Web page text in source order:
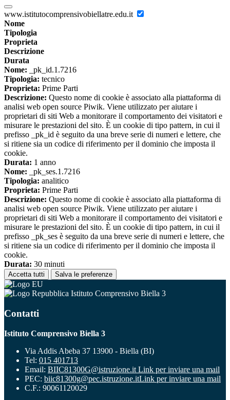
www.istitutocomprensivobiellatre.edu.it
Nome
Tipologia
Proprieta
Descrizione
Durata
Nome: _pk_id.1.7216
Tipologia: tecnico
Proprieta: Prime Parti
Descrizione: Questo nome di cookie è associato alla piattaforma di
analisi web open source Piwik. Viene utilizzato per aiutare i
proprietari di siti Web a monitorare il comportamento dei visitatori e
misurare le prestazioni del sito. È un cookie di tipo pattern, in cui il
prefisso _pk_id è seguito da una breve serie di numeri e lettere, che
si ritiene sia un codice di riferimento per il dominio che imposta il
cookie.
Durata: 1 anno
Nome: _pk_ses.1.7216
Tipologia: analitico
Proprieta: Prime Parti
Descrizione: Questo nome di cookie è associato alla piattaforma di
analisi web open source Piwik. Viene utilizzato per aiutare i
proprietari di siti Web a monitorare il comportamento dei visitatori e
misurare le prestazioni del sito. È un cookie di tipo pattern, in cui il
prefisso _pk_ses è seguito da una breve serie di numeri e lettere, che
si ritiene sia un codice di riferimento per il dominio che imposta il
cookie.
Durata: 30 minuti
Accetta tutti Salva le preferenze
Istituto Comprensivo Biella 3
Contatti
Istituto Comprensivo Biella 3
Via Addis Abeba 37 13900 - Biella (BI)
Tel: 015 401713
Email: BIIC81300G@istruzione.it Link per inviare una mail
PEC: biic81300g@pec.istruzione.itLink per inviare una mail
C.F.: 90061120029